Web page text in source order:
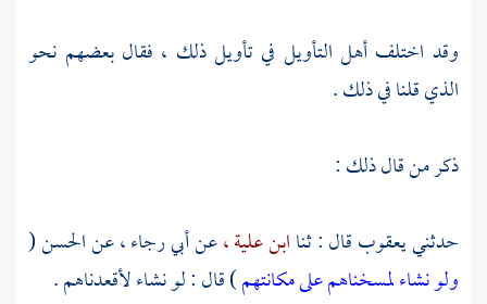
وقد اختلف أهل التأويل في تأويل ذلك ، فقال بعضهم نحو
الذي قلنا في ذلك .
ذكر من قال ذلك :
حدثنييعقوبقال : ثناابن علية ،عنأبي رجاء ،عنالحسن(
ولو نشاء لمسخناهم على مكانتهم) قال : لو نشاء لأقعدناهم .